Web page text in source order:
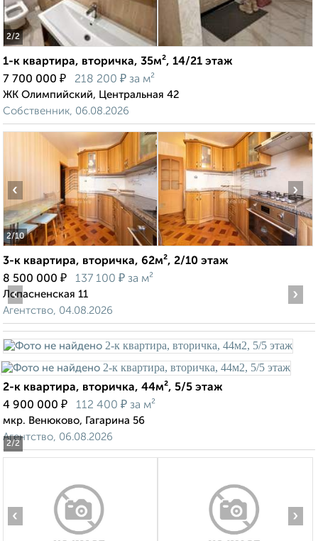
2/2
1-к квартира, вторичка, 35м², 14/21 этаж
7 700 000 ₽ 218 200 ₽ за м²
ЖК Олимпийский, Центральная 42
Собственник, 06.08.2026
2/10
‹ ›
3-к квартира, вторичка, 62м², 2/10 этаж
8 500 000 ₽ 137 100 ₽ за м²
Лопасненская 11
Агентство, 04.08.2026
2/2
‹ ›
2-к квартира, вторичка, 44м², 5/5 этаж
4 900 000 ₽ 112 400 ₽ за м²
мкр. Венюково, Гагарина 56
Агентство, 06.08.2026
‹ ›